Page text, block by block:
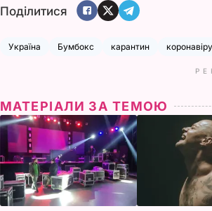
Поділитися
Україна Бумбокс карантин
МАТЕРІАЛИ ЗА ТЕМОЮ